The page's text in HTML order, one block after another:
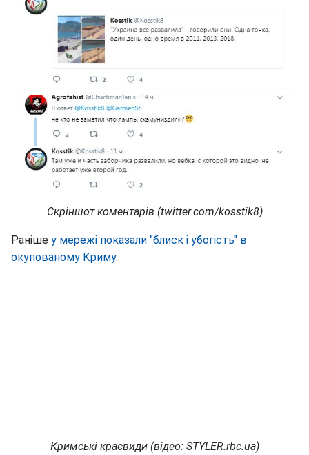
Скріншот коментарів (twitter.com/kosstik8)
Раніше у мережі показали "блиск і убогість" в
окупованому Криму.
Кримські краєвиди (відео: STYLER.rbc.ua)